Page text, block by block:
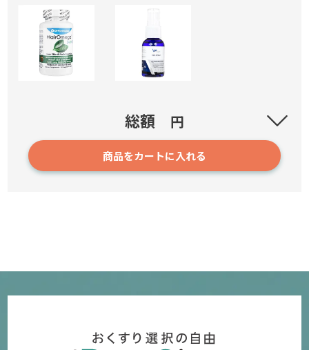
70
4,510円～
総額 円
商品をカートに入れる